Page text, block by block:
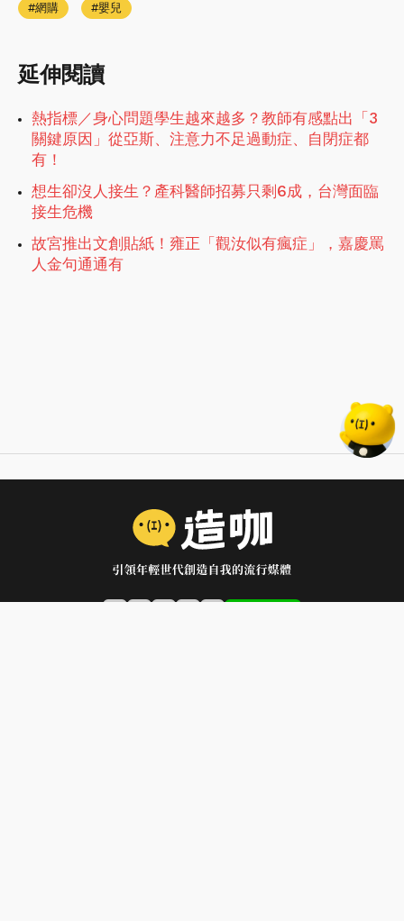
網購 嬰兒
延伸閱讀
熱指標／身心問題學生越來越多？教師有感點出「3
關鍵原因」從亞斯、注意力不足過動症、自閉症都
有！
想生卻沒人接生？產科醫師招募只剩6成，台灣面臨
接生危機
故宮推出文創貼紙！雍正「觀汝似有瘋症」，嘉慶罵
人金句通通有